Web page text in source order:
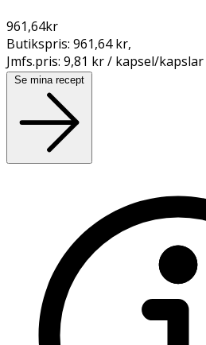
961,64kr
Butikspris: 961,64 kr,
Jmfs.pris: 9,81 kr / kapsel/kapslar
Se mina recept